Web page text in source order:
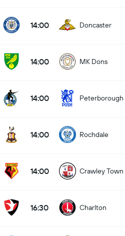
14:00 Doncaster
14:00 MK Dons
14:00 Peterborough
14:00 Rochdale
14:00 Crawley Town
16:30 Charlton